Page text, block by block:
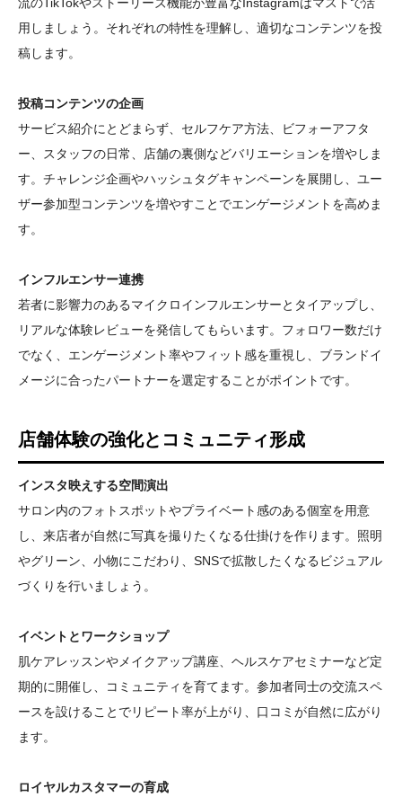
用しましょう。それぞれの特性を理解し、適切なコンテンツを投
稿します。
投稿コンテンツの企画
サービス紹介にとどまらず、セルフケア方法、ビフォーアフタ
ー、スタッフの日常、店舗の裏側などバリエーションを増やしま
す。チャレンジ企画やハッシュタグキャンペーンを展開し、ユー
ザー参加型コンテンツを増やすことでエンゲージメントを高めま
す。
インフルエンサー連携
若者に影響力のあるマイクロインフルエンサーとタイアップし、
リアルな体験レビューを発信してもらいます。フォロワー数だけ
でなく、エンゲージメント率やフィット感を重視し、ブランドイ
メージに合ったパートナーを選定することがポイントです。
店舗体験の強化とコミュニティ形成
インスタ映えする空間演出
サロン内のフォトスポットやプライベート感のある個室を用意
し、来店者が自然に写真を撮りたくなる仕掛けを作ります。照明
やグリーン、小物にこだわり、SNSで拡散したくなるビジュアル
づくりを行いましょう。
イベントとワークショップ
肌ケアレッスンやメイクアップ講座、ヘルスケアセミナーなど定
期的に開催し、コミュニティを育てます。参加者同士の交流スペ
ースを設けることでリピート率が上がり、口コミが自然に広がり
ます。
ロイヤルカスタマーの育成